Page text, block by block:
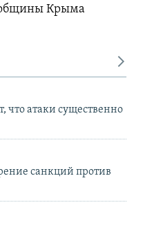
Крыма
что атаки существенно
санкций против